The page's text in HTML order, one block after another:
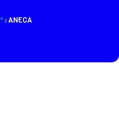
*: ANECA